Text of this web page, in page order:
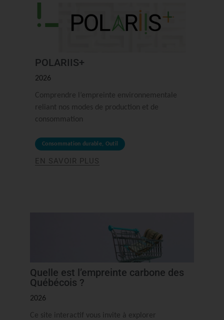
POLARIIS+
2026
Comprendre l’empreinte environnementale
reliant nos modes de production et de
consommation
Consommation durable, Outil
EN SAVOIR PLUS
Quelle est l’empreinte carbone des
Québécois ?
2026
Ce site interactif vous invite à explorer